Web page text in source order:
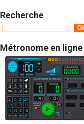
Recherche
Métronome en ligne